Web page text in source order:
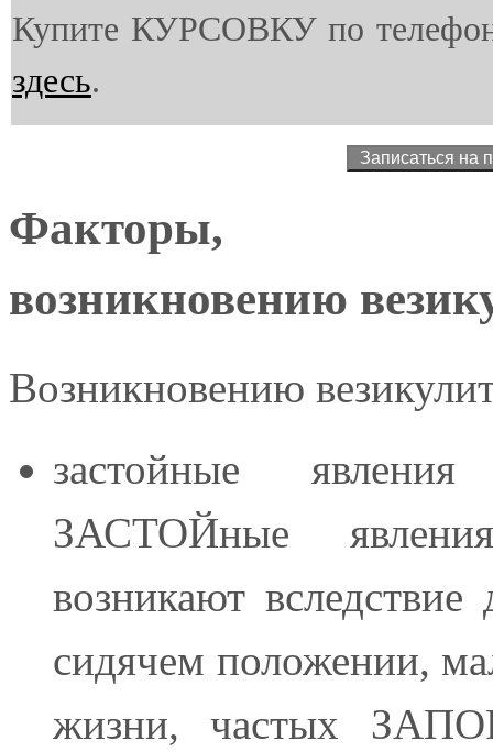
Купите КУРСОВКУ по
здесь.
Факторы,
возникновению
Возникновению
застойные
ЗАСТОЙные
возникают
сидячем положении,
жизни, частых